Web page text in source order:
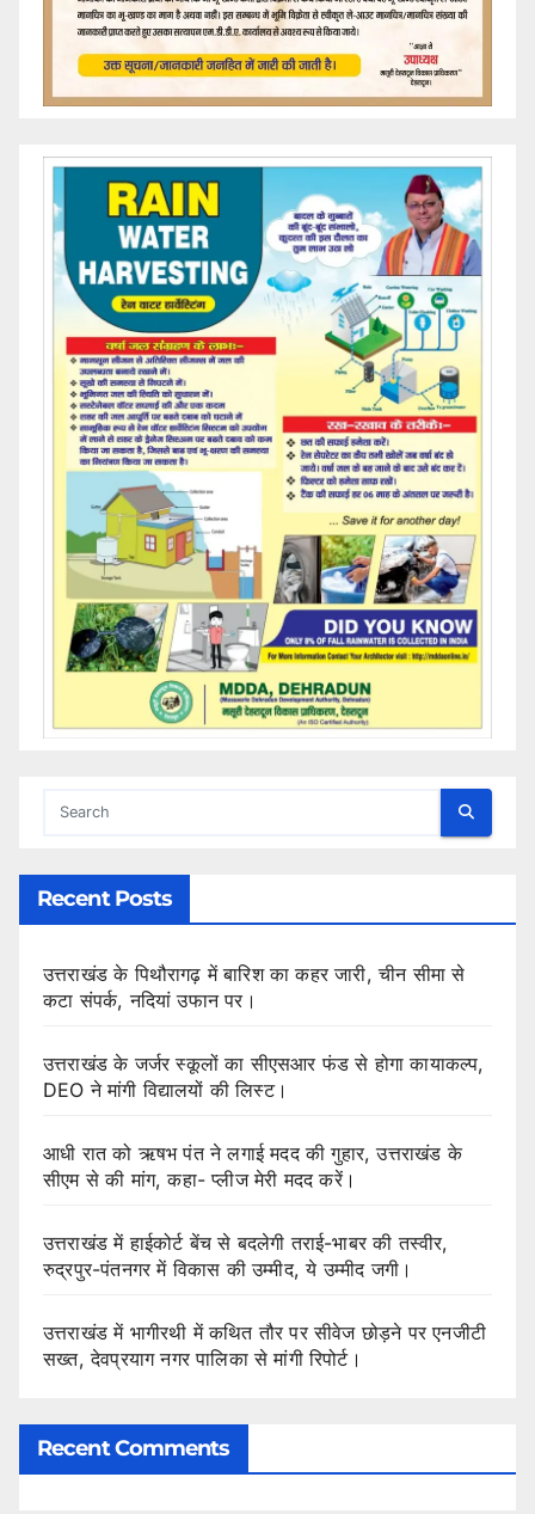
Recent Posts
उत्तराखंड के पिथौरागढ़ में बारिश का कहर जारी, चीन सीमा से
कटा संपर्क, नदियां उफान पर।
उत्तराखंड के जर्जर स्कूलों का सीएसआर फंड से होगा कायाकल्प,
DEO ने मांगी विद्यालयों की लिस्ट।
आधी रात को ऋषभ पंत ने लगाई मदद की गुहार, उत्तराखंड के
सीएम से की मांग, कहा- प्लीज मेरी मदद करें।
उत्तराखंड में हाईकोर्ट बेंच से बदलेगी तराई-भाबर की तस्वीर,
रुद्रपुर-पंतनगर में विकास की उम्मीद, ये उम्मीद जगी।
उत्तराखंड में भागीरथी में कथित तौर पर सीवेज छोड़ने पर एनजीटी
सख्त, देवप्रयाग नगर पालिका से मांगी रिपोर्ट।
Recent Comments